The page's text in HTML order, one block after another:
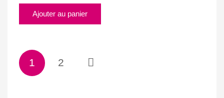
Ajouter au panier
Pagination
des
publications
1 2